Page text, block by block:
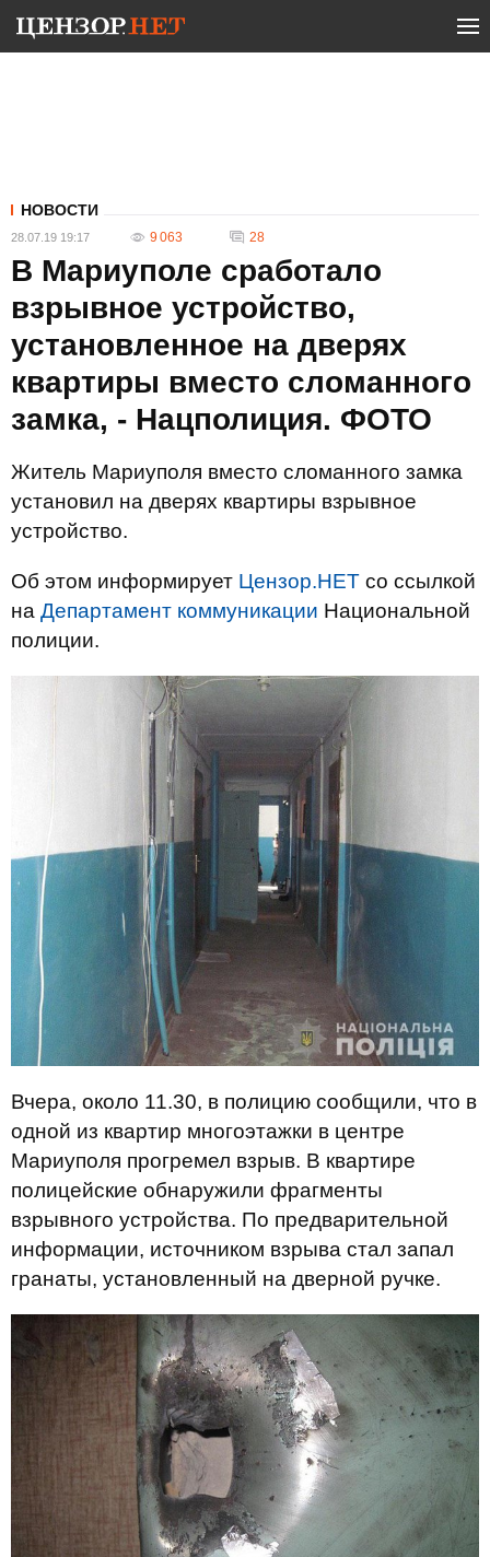
НОВОСТИ
28.07.19 19:17 9 063 28
В Мариуполе сработало
взрывное устройство,
установленное на дверях
квартиры вместо сломанного
замка, - Нацполиция. ФОТО
Житель Мариуполя вместо сломанного замка
установил на дверях квартиры взрывное
устройство.
Об этом информирует Цензор.НЕТ со ссылкой
на Департамент коммуникации Национальной
полиции.
Вчера, около 11.30, в полицию сообщили, что в
одной из квартир многоэтажки в центре
Мариуполя прогремел взрыв. В квартире
полицейские обнаружили фрагменты
взрывного устройства. По предварительной
информации, источником взрыва стал запал
гранаты, установленный на дверной ручке.